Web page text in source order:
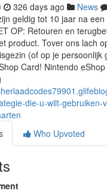
326 days ago News
geldig tot 10 jaar na
OP: Retouren en
product. Tover ons lach
(of op je persoonlijk
Card! Nintendo
die-u-wilt-gebruiken-
Who Upvoted